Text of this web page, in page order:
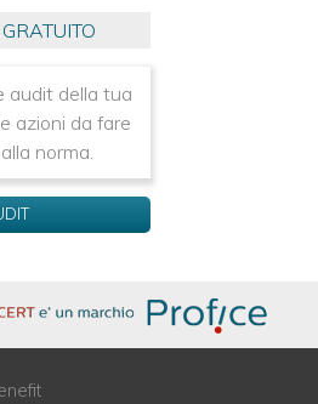
audit della tua
azioni da fare
norma.